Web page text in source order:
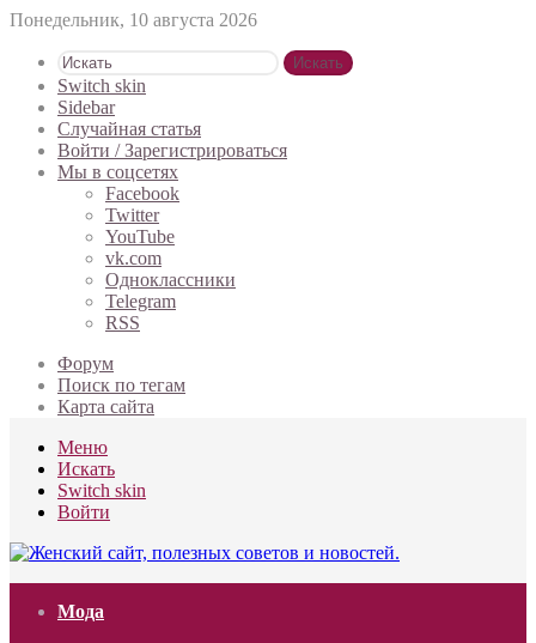
Понедельник, 10 августа 2026
Искать
Switch skin
Sidebar
Случайная статья
Войти / Зарегистрироваться
Мы в соцсетях
Facebook
Twitter
YouTube
vk.com
Одноклассники
Telegram
RSS
Форум
Поиск по тегам
Карта сайта
Меню
Искать
Switch skin
Войти
Мода